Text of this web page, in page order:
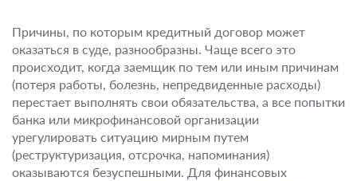
Причины, по которым кредитный договор может
оказаться в суде, разнообразны. Чаще всего это
происходит, когда заемщик по тем или иным причинам
(потеря работы, болезнь, непредвиденные расходы)
перестает выполнять свои обязательства, а все попытки
банка или микрофинансовой организации
урегулировать ситуацию мирным путем
(реструктуризация, отсрочка, напоминания)
оказываются безуспешными. Для финансовых